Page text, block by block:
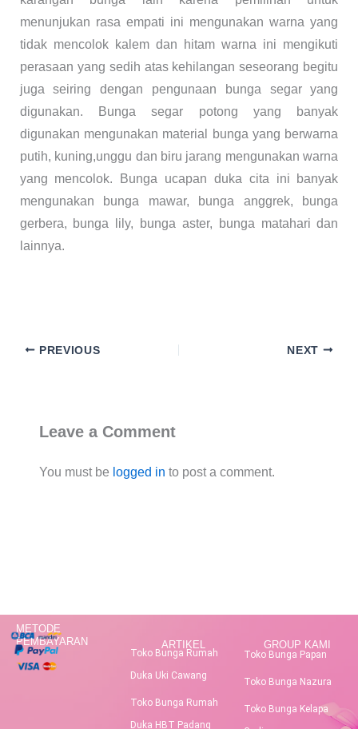
menunjukan rasa empati ini mengunakan warna yang
tidak mencolok kalem dan hitam warna ini mengikuti
perasaan yang sedih atas kehilangan seseorang begitu
juga seiring dengan pengunaan bunga segar yang
digunakan. Bunga segar potong yang banyak
digunakan mengunakan material bunga yang berwarna
putih, kuning,unggu dan biru jarang mengunakan warna
yang mencolok. Bunga ucapan duka cita ini banyak
mengunakan bunga mawar, bunga anggrek, bunga
gerbera, bunga lily, bunga aster, bunga matahari dan
lainnya.
PREVIOUS NEXT
Leave a Comment
You must be logged in to post a comment.
METODE
PEMBAYARAN
ARTIKEL
Toko Bunga Rumah
Duka Uki Cawang
Toko Bunga Rumah
Duka HBT Padang
GROUP KAMI
Toko Bunga Papan
Toko Bunga Nazura
Toko Bunga Kelapa